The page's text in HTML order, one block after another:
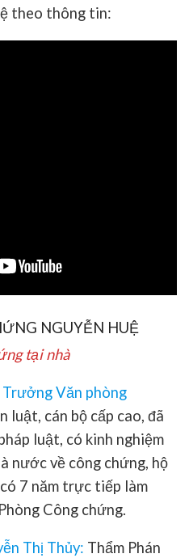
theo thông tin:
NGUYỄN HUỆ
tại nhà
Văn phòng
luật, cán bộ cấp cao, đã
luật, có kinh nghiệm
nước về công chứng, hộ
7 năm trực tiếp làm
Công chứng.
Thị Thủy: Thẩm Phán